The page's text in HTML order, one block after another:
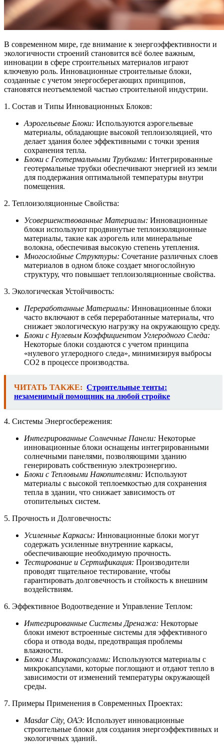
В современном мире, где внимание к энергоэффективности и
экологичности строений становится всё более важным,
инновации в сфере строительных материалов играют
ключевую роль. Инновационные строительные блоки,
созданные с учетом энергосберегающих принципов,
становятся неотъемлемой частью строительной индустрии.
1. Состав и Типы Инновационных Блоков:
Аэрогельевые Блоки: Используются аэрогельевые
материалы, обладающие высокой теплоизоляцией, что
делает здания более эффективными с точки зрения
сохранения тепла.
Блоки с Геотермальными Трубками: Интегрированные
геотермальные трубки обеспечивают энергией из земли
для поддержания оптимальной температуры внутри
помещения.
2. Теплоизоляционные Свойства:
Усовершенствованные Материалы: Инновационные
блоки используют продвинутые теплоизоляционные
материалы, такие как аэрогель или минеральные
волокна, обеспечивая высокую степень утепления.
Многослойные Структуры: Сочетание различных слоев
материалов в одном блоке создает многослойную
структуру, что повышает теплоизоляционные свойства.
3. Экологическая Устойчивость:
Переработанные Материалы: Инновационные блоки
часто включают в себя переработанные материалы, что
снижает экологическую нагрузку на окружающую среду.
Блоки с Нулевым Коэффициентом Углеродного Следа:
Некоторые блоки создаются с учетом принципа
«нулевого углеродного следа», минимизируя выбросы
CO2 в процессе производства.
ЧИТАТЬ ТАКЖЕ: Строительные тенты:
незаменимый помощник на любой стройке
4. Системы Энергосбережения:
Интегрированные Солнечные Панели: Некоторые
инновационные блоки оснащены интегрированными
солнечными панелями, позволяющими зданию
генерировать собственную электроэнергию.
Блоки с Тепловыми Накопителями: Используют
материалы с высокой теплоемкостью для сохранения
тепла в здании, что снижает зависимость от
отопительных систем.
5. Прочность и Долговечность:
Усиленные Каркасы: Инновационные блоки могут
содержать усиленные внутренние каркасы,
обеспечивающие необходимую прочность.
Тестирование и Сертификация: Производители
проводят тщательное тестирование, чтобы
гарантировать долговечность и стойкость к внешним
воздействиям.
6. Эффективное Водоотведение и Управление Теплом:
Интегрированные Системы Дренажа: Некоторые
блоки имеют встроенные системы для эффективного
сбора и отвода воды, предотвращая проблемы
влажности.
Блоки с Микрокапсулами: Используются материалы с
микрокапсулами, которые поглощают и отдают тепло в
зависимости от изменений температуры окружающей
среды.
7. Примеры Применения в Современных Проектах:
Masdar City, ОАЭ: Использует инновационные
строительные блоки для создания энергоэффективных и
экологичных зданий.